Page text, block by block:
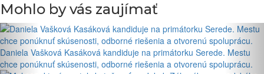
Mohlo by vás zaujímať
Daniela Vašková Kasáková kandiduje na primátorku Serede. Mestu
chce ponúknuť skúsenosti, odborné riešenia a otvorenú spoluprácu.